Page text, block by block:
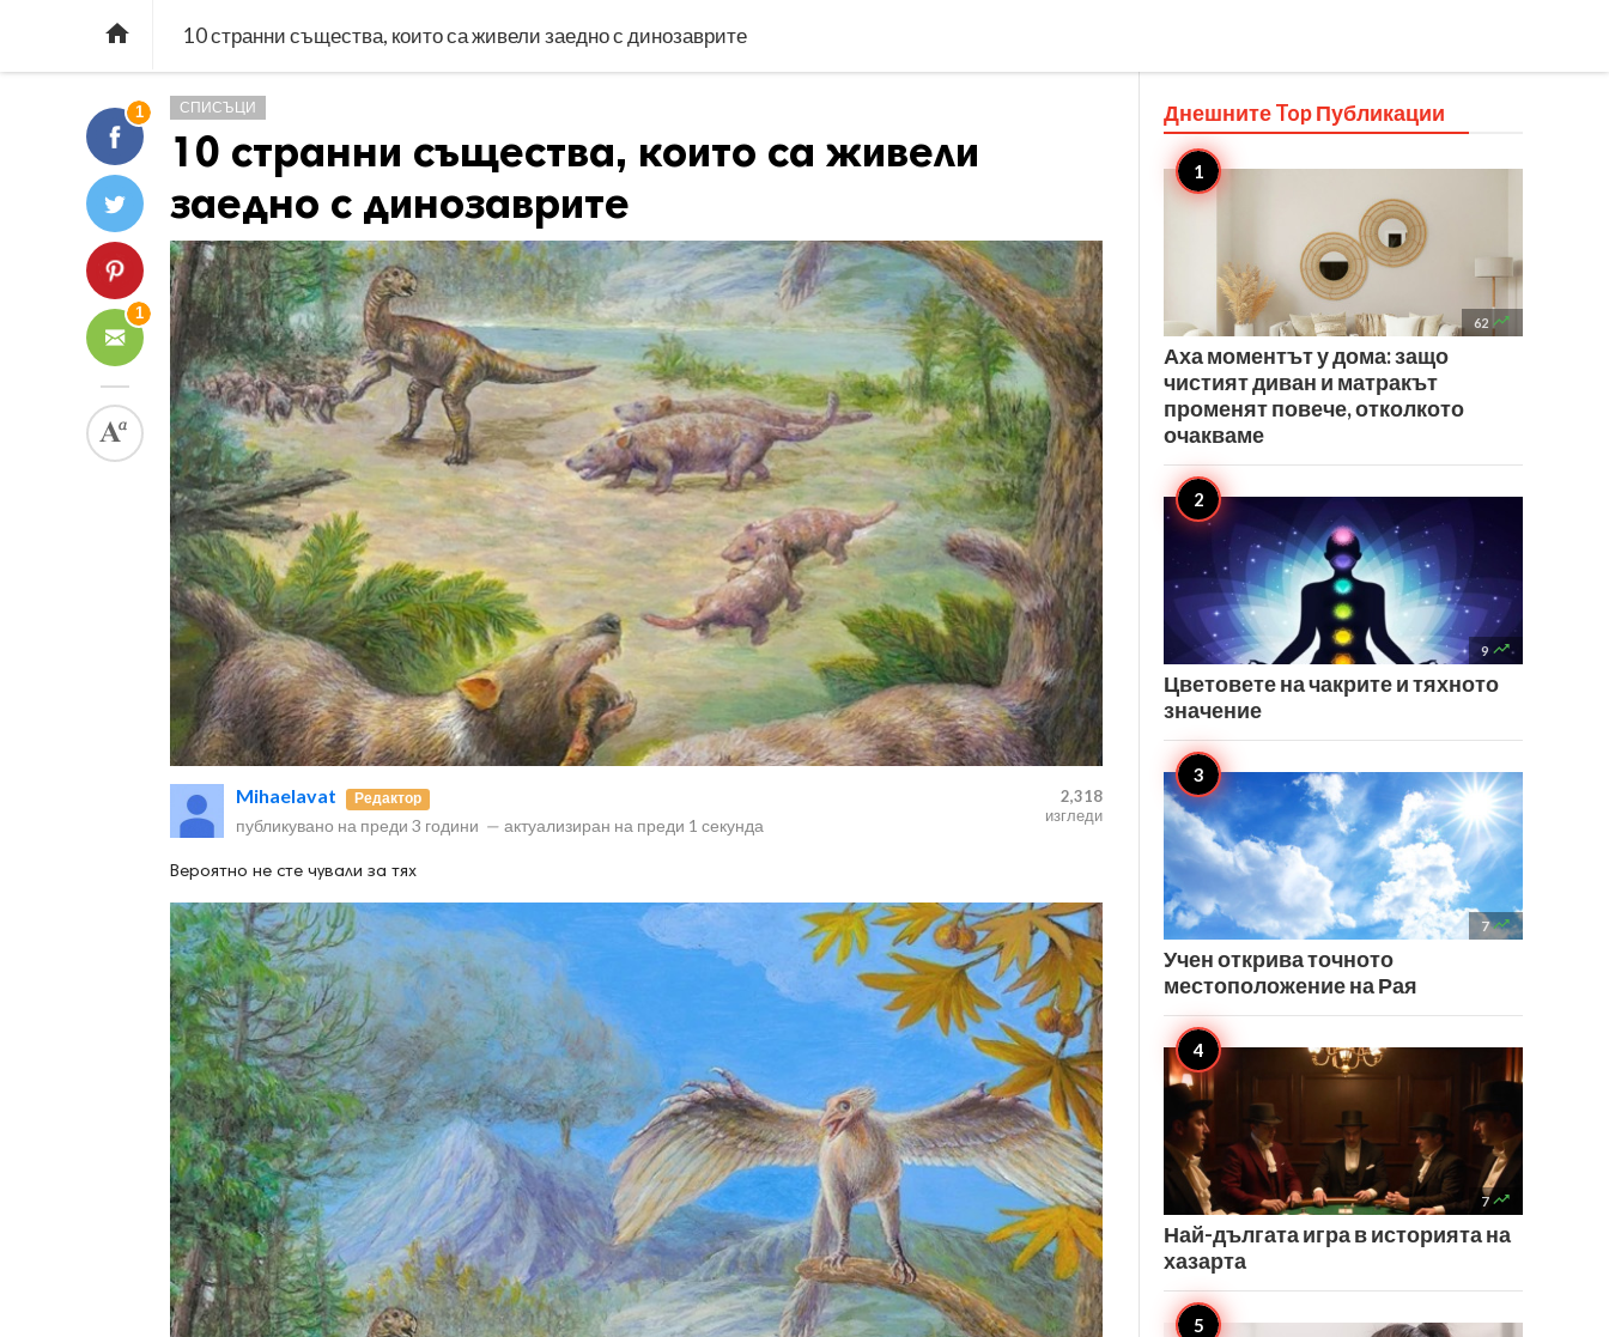
 10 странни същества, които са живели заедно с динозаврите
1
1
СПИСЪЦИ
10 странни същества, които са живели
заедно с динозаврите
Mihaelavat Редактор
публикувано на преди 3 години — актуализиран на преди 1 секунда
2,318
изгледи
Вероятно не сте чували за тях
Днешните TopПубликации
62 
Аха моментът у дома: защо
чистият диван и матракът
променят повече, отколкото
очакваме
9 
Цветовете на чакрите и тяхното
значение
7 
Учен открива точното
местоположение на Рая
7 
Най-дългата игра в историята на
хазарта